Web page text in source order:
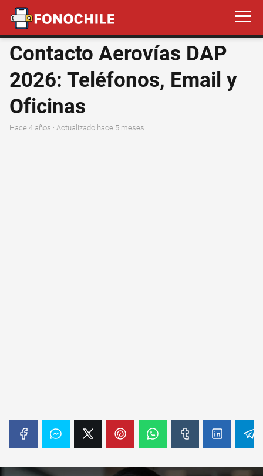
Contacto Aerovías DAP
2026: Teléfonos, Email y
Oficinas
hace 4 años · Actualizado hace 5 meses